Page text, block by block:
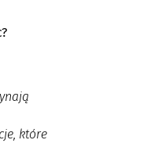
które